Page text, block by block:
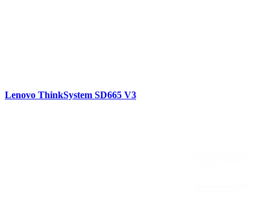
Lenovo ThinkSystem SD665 V3